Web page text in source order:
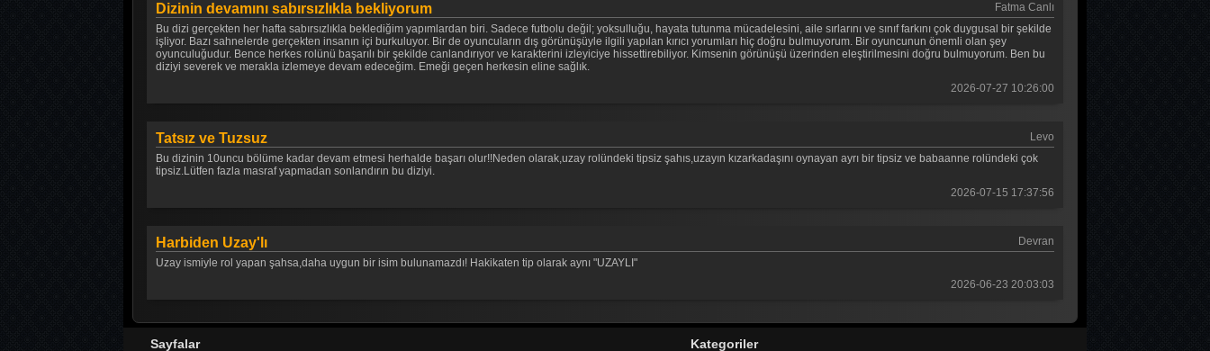
1. Bölüm
MasterChef Türkiye 2026
Dizinin devamını sabırsızlıkla bekliyorum
Fatma Canlı
Bu dizi gerçekten her hafta sabırsızlıkla beklediğim yapımlardan biri. Sadece futbolu değil; yoksulluğu, hayata tutunma mücadelesini, aile sırlarını ve sınıf farkını çok duygusal bir şekilde
işliyor. Bazı sahnelerde gerçekten insanın içi burkuluyor. Bir de oyuncuların dış görünüşüyle ilgili yapılan kırıcı yorumları hiç doğru bulmuyorum. Bir oyuncunun önemli olan şey
oyunculuğudur. Bence herkes rolünü başarılı bir şekilde canlandırıyor ve karakterini izleyiciye hissettirebiliyor. Kimsenin görünüşü üzerinden eleştirilmesini doğru bulmuyorum. Ben bu
diziyi severek ve merakla izlemeye devam edeceğim. Emeği geçen herkesin eline sağlık.
2026-07-27 10:26:00
Tatsız ve Tuzsuz
Levo
Bu dizinin 10uncu bölüme kadar devam etmesi herhalde başarı olur!!Neden olarak,uzay rolündeki tipsiz şahıs,uzayın kızarkadaşını oynayan ayrı bir tipsiz ve babaanne rolündeki çok
tipsiz.Lütfen fazla masraf yapmadan sonlandırın bu diziyi.
2026-07-15 17:37:56
Harbiden Uzay'lı
Devran
Uzay ismiyle rol yapan şahsa,daha uygun bir isim bulunamazdı! Hakikaten tip olarak aynı "UZAYLI"
2026-06-23 20:03:03
Sayfalar Kategoriler